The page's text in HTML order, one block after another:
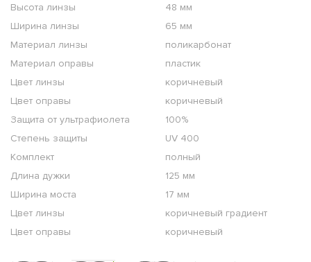
Высота линзы
48 мм
Ширина линзы
65 мм
Материал линзы
поликарбонат
Материал оправы
пластик
Цвет линзы
коричневый
Цвет оправы
коричневый
Защита от ультрафиолета
100%
Степень защиты
UV 400
Комплект
полный
Длина дужки
125 мм
Ширина моста
17 мм
Цвет линзы
коричневый градиент
Цвет оправы
коричневый